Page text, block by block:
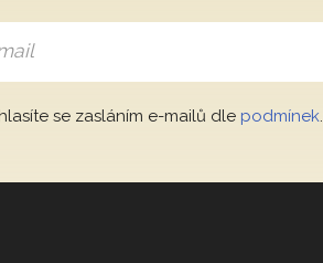
se zasláním e-mailů dle podmínek